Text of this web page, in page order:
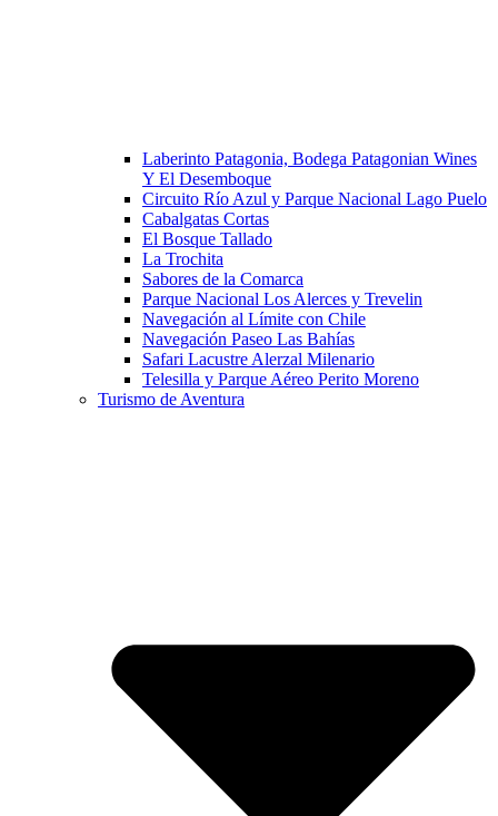
Laberinto Patagonia, Bodega Patagonian Wines
Y El Desemboque
Circuito Río Azul y Parque Nacional Lago Puelo
Cabalgatas Cortas
El Bosque Tallado
La Trochita
Sabores de la Comarca
Parque Nacional Los Alerces y Trevelin
Navegación al Límite con Chile
Navegación Paseo Las Bahías
Safari Lacustre Alerzal Milenario
Telesilla y Parque Aéreo Perito Moreno
Turismo de Aventura